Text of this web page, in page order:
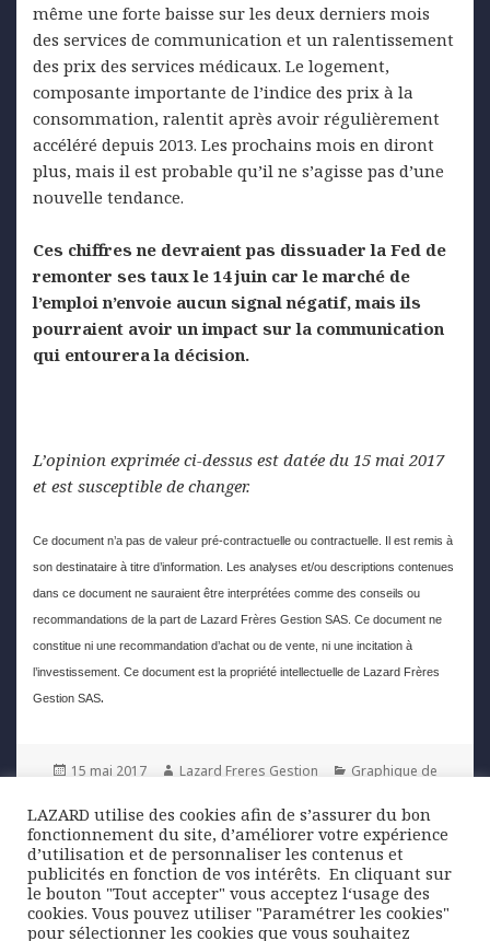
même une forte baisse sur les deux derniers mois
des services de communication et un ralentissement
des prix des services médicaux. Le logement,
composante importante de l’indice des prix à la
consommation, ralentit après avoir régulièrement
accéléré depuis 2013. Les prochains mois en diront
plus, mais il est probable qu’il ne s’agisse pas d’une
nouvelle tendance.
Ces chiffres ne devraient pas dissuader la Fed de
remonter ses taux le 14 juin car le marché de
l’emploi n’envoie aucun signal négatif, mais ils
pourraient avoir un impact sur la communication
qui entourera la décision.
L’opinion exprimée ci-dessus est datée du 15 mai 2017
et est susceptible de changer.
Ce document n’a pas de valeur pré-contractuelle ou contractuelle. Il est remis à
son destinataire à titre d’information. Les analyses et/ou descriptions contenues
dans ce document ne sauraient être interprétées comme des conseils ou
recommandations de la part de Lazard Frères Gestion SAS. Ce document ne
constitue ni une recommandation d’achat ou de vente, ni une incitation à
l’investissement. Ce document est la propriété intellectuelle de Lazard Frères
Gestion SAS.
Posted
15 mai 2017 Author
Lazard Freres Gestion Categories
Graphique de
Navigation
l’article
PREVIOUS
Previous
post:
Pourquoi investir sur les obligations
High Yield européennes ?
LAZARD utilise des cookies afin de s’assurer du bon
fonctionnement du site, d’améliorer votre expérience
d’utilisation et de personnaliser les contenus et
publicités en fonction de vos intérêts. ​ En cliquant sur
le bouton "Tout accepter" vous acceptez l‘usage des
cookies. Vous pouvez utiliser "Paramétrer les cookies"
pour sélectionner les cookies que vous souhaitez